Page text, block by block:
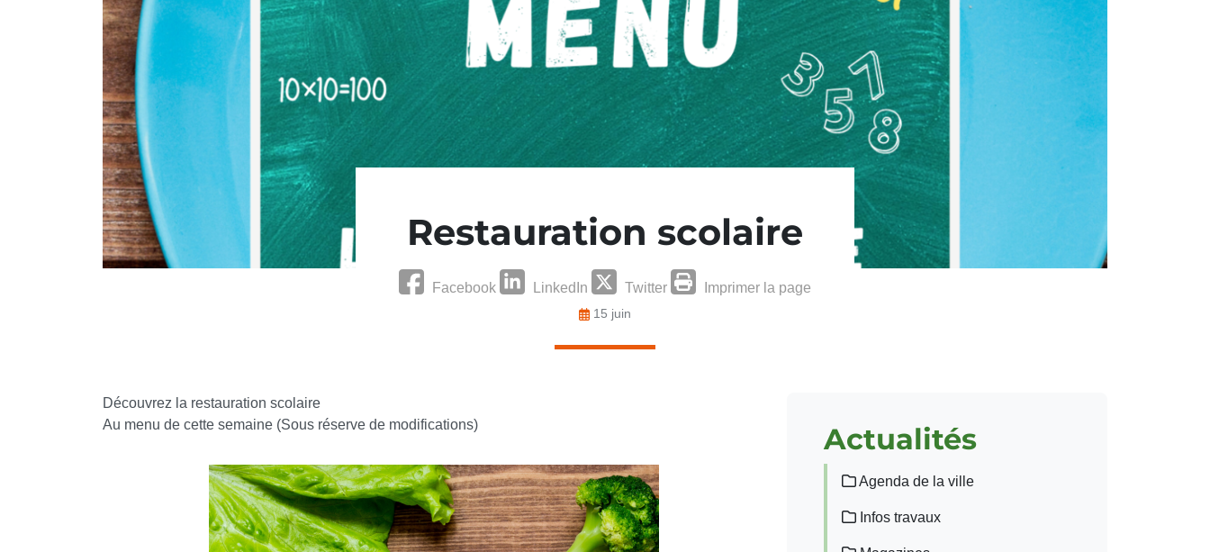
Restauration scolaire
Facebook LinkedIn Twitter Imprimer la page
15 juin
Découvrez la restauration scolaire
Au menu de cette semaine (Sous réserve de modifications)
Actualités
Agenda de la ville
Infos travaux